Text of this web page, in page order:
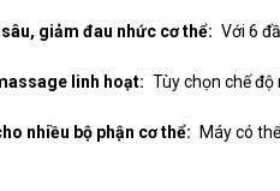
giảm đau nhức cơ thể: Với 6
linh hoạt: Tùy chọn chế
nhiều bộ phận cơ thể: Máy có